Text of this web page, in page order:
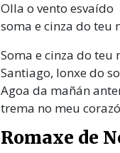
Olla o vento esvaído
soma e cinza do teu
Soma e cinza do teu
Santiago, lonxe do
Agoa da mañán
trema no meu
Romaxe de